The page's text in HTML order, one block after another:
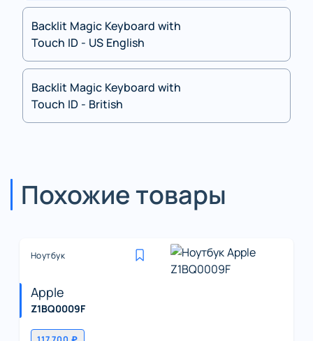
Backlit Magic Keyboard with
Touch ID - US English
Backlit Magic Keyboard with
Touch ID - British
Похожие товары
Ноутбук
Apple
Z1BQ0009F